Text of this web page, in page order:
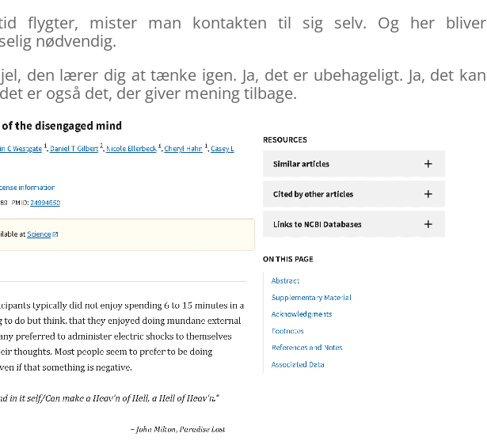
flygter, mister man kontakten til sig selv. Og her bliver
nødvendig.
den lærer dig at tænke igen. Ja, det er ubehageligt. Ja, det kan
er også det, der giver mening tilbage.